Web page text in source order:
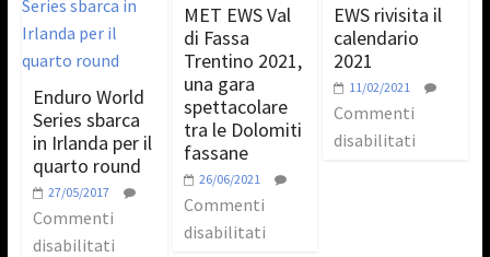
Enduro World
Series sbarca
in Irlanda per il
quarto round
27/05/2017
Commenti
disabilitati
MET EWS Val
di Fassa
Trentino 2021,
una gara
spettacolare
tra le Dolomiti
fassane
26/06/2021
Commenti
disabilitati
EWS rivisita il
calendario
2021
11/02/2021
Commenti
disabilitati